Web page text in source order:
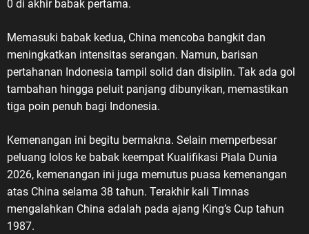
0 di akhir babak pertama.
Memasuki babak kedua, China mencoba bangkit dan
meningkatkan intensitas serangan. Namun, barisan
pertahanan Indonesia tampil solid dan disiplin. Tak ada gol
tambahan hingga peluit panjang dibunyikan, memastikan
tiga poin penuh bagi Indonesia.
Kemenangan ini begitu bermakna. Selain memperbesar
peluang lolos ke babak keempat Kualifikasi Piala Dunia
2026, kemenangan ini juga memutus puasa kemenangan
atas China selama 38 tahun. Terakhir kali Timnas
mengalahkan China adalah pada ajang King’s Cup tahun
1987.